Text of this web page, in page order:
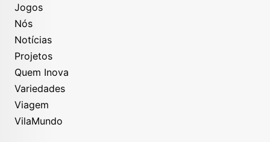
Jogos
Nós
Notícias
Projetos
Quem Inova
Variedades
Viagem
VilaMundo